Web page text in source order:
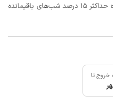
در غیر اینصورت اجاره شب اول بعلاوه حداکثر 15 درصد شب‌های باقیمانده
تا